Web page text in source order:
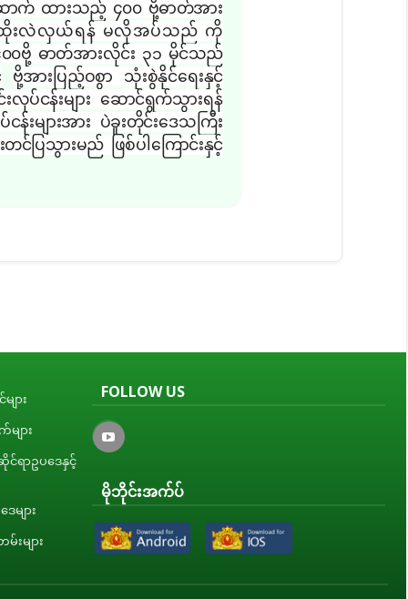
က် ထားသည့် ၄၀၀ ဗို့ဓာတ်အား
းလဲလှယ်ရန် မလိုအပ်သည် ကို
ဗို့ ဓာတ်အားလိုင်း ၃၁ မိုင်သည်
ဗို့အားပြည့်ဝစွာ သုံးစွဲနိုင်ရေးနှင့်
လုပ်ငန်းများ ဆောင်ရွက်သွားရန်
န်းများအား ပဲခူးတိုင်းဒေသကြီး
င်ပြသွားမည် ဖြစ်ပါကြောင်းနှင့်
ား
ျား
ာဥပဒေနှင့်
များ
များ
FOLLOW US
မိုဘိုင်းအက်ပ်